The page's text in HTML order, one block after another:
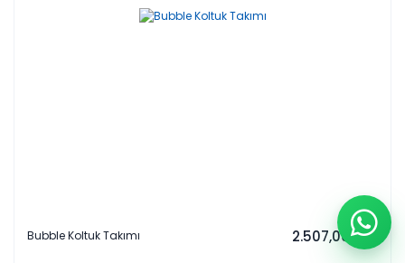
Bubble Koltuk Takımı 2.507,00 EUR